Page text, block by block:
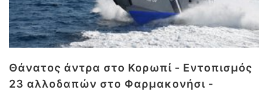
Θάνατος άντρα στο Κορωπί - Εντοπισμός
23 αλλοδαπών στο Φαρμακονήσι -